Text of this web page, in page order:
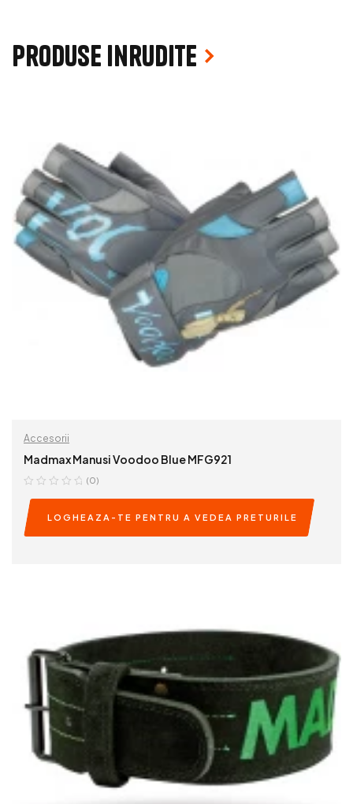
Produse inrudite
Accesorii
Madmax Manusi Voodoo Blue MFG921
(0)
LOGHEAZA-TE PENTRU A VEDEA PRETURILE